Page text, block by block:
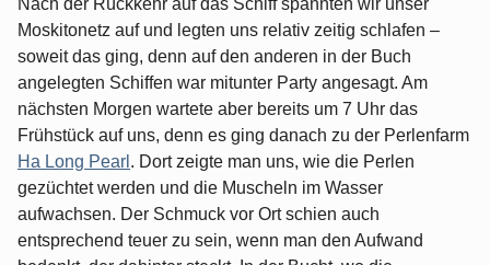
Nach der Rückkehr auf das Schiff spannten wir unser
Moskitonetz auf und legten uns relativ zeitig schlafen –
soweit das ging, denn auf den anderen in der Buch
angelegten Schiffen war mitunter Party angesagt. Am
nächsten Morgen wartete aber bereits um 7 Uhr das
Frühstück auf uns, denn es ging danach zu der Perlenfarm
Ha Long Pearl . Dort zeigte man uns, wie die Perlen
gezüchtet werden und die Muscheln im Wasser
aufwachsen. Der Schmuck vor Ort schien auch
entsprechend teuer zu sein, wenn man den Aufwand